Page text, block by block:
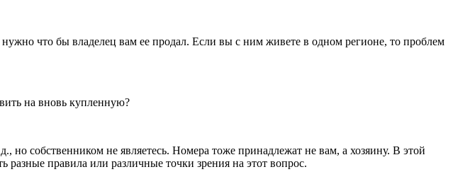
что бы владелец вам ее продал. Если вы с ним живете в одном регионе, то проблем
на вновь купленную?
но собственником не являетесь. Номера тоже принадлежат не вам, а хозяину. В этой
правила или различные точки зрения на этот вопрос.